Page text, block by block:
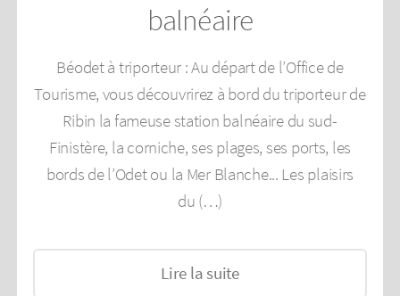
balnéaire
Béodet à triporteur : Au départ de l’Office de
Tourisme, vous découvrirez à bord du triporteur de
Ribin la fameuse station balnéaire du sud-
Finistère, la corniche, ses plages, ses ports, les
bords de l’Odet ou la Mer Blanche... Les plaisirs
du (…)
Lire la suite